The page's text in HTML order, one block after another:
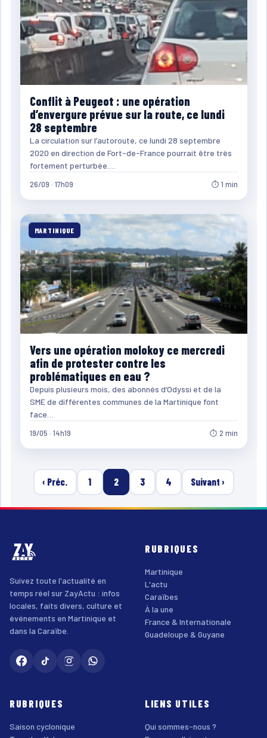
Conflit à Peugeot : une opération
d’envergure prévue sur la route, ce lundi
28 septembre
La circulation sur l’autoroute, ce lundi 28 septembre
2020 en direction de Fort-de-France pourrait être très
fortement perturbée.…
26/09 · 17h09 ⏱ 1 min
MARTINIQUE
Vers une opération molokoy ce mercredi
afin de protester contre les
problématiques en eau ?
Depuis plusieurs mois, des abonnés d’Odyssi et de la
SME de différentes communes de la Martinique font
face…
19/05 · 14h19 ⏱ 2 min
‹ Préc. 1 2 3 4 Suivant ›
Suivez toute l'actualité en
temps réel sur ZayActu : infos
locales, faits divers, culture et
événements en Martinique et
dans la Caraïbe.
RUBRIQUES
Martinique
L'actu
Caraïbes
À la une
France & Internationale
Guadeloupe & Guyane
RUBRIQUES
Saison cyclonique
LIENS UTILES
Qui sommes-nous ?